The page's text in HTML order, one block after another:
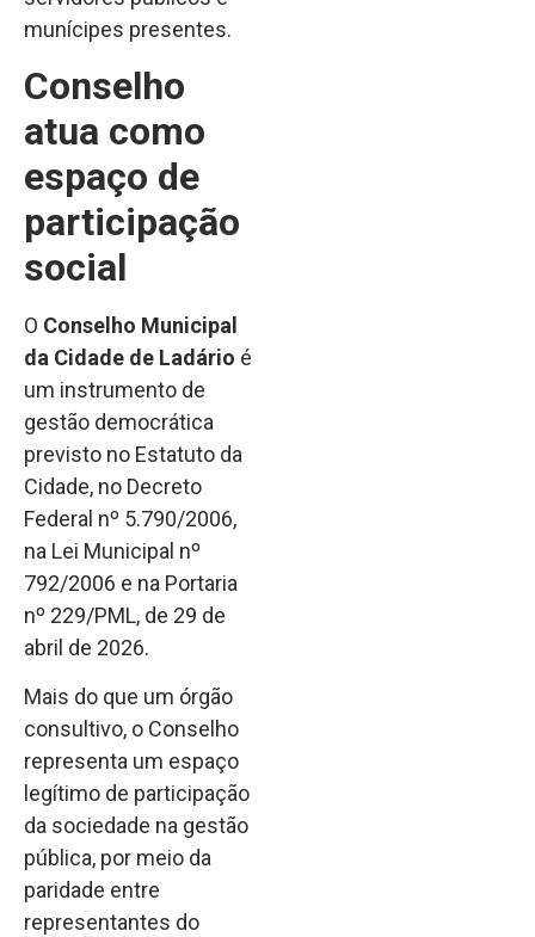
munícipes presentes.
Conselho
atua como
espaço de
participação
social
O Conselho Municipal
da Cidade de Ladário é
um instrumento de
gestão democrática
previsto no Estatuto da
Cidade, no Decreto
Federal nº 5.790/2006,
na Lei Municipal nº
792/2006 e na Portaria
nº 229/PML, de 29 de
abril de 2026.
Mais do que um órgão
consultivo, o Conselho
representa um espaço
legítimo de participação
da sociedade na gestão
pública, por meio da
paridade entre
representantes do